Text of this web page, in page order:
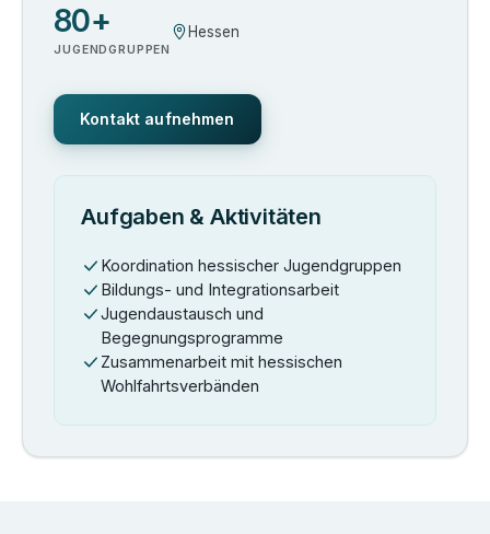
80+
JUGENDGRUPPEN
Hessen
Kontakt aufnehmen
Aufgaben & Aktivitäten
Koordination hessischer Jugendgruppen
Bildungs- und Integrationsarbeit
Jugendaustausch und
Begegnungsprogramme
Zusammenarbeit mit hessischen
Wohlfahrtsverbänden